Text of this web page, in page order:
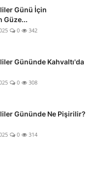
Günü İçin
Güze...
0 342
Gününde Kahvaltı'da
0 308
Gününde Ne Pişirilir?
0 314